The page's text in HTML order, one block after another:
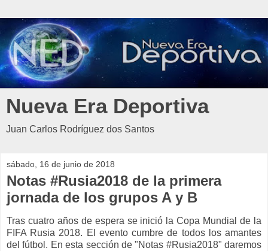
Nueva Era Deportiva
Juan Carlos Rodríguez dos Santos
sábado, 16 de junio de 2018
Notas #Rusia2018 de la primera
jornada de los grupos A y B
Tras cuatro años de espera se inició la Copa Mundial de la
FIFA Rusia 2018. El evento cumbre de todos los amantes
del fútbol. En esta sección de "Notas #Rusia2018" daremos